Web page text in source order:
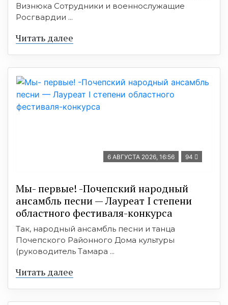
Визнюка Сотрудники и военнослужащие
Росгвардии ...
Читать далее
6 АВГУСТА 2026, 16:56 94
Мы- первые! -Почепский народный
ансамбль песни — Лауреат I степени
областного фестиваля-конкурса
Так, народный ансамбль песни и танца
Почепского Районного Дома культуры
(руководитель Тамара ...
Читать далее